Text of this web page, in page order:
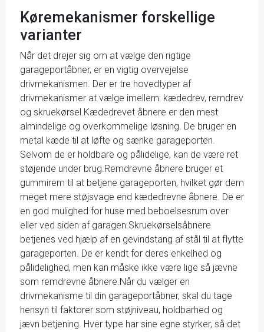
Køremekanismer forskellige
varianter
Når det drejer sig om at vælge den rigtige
garageportåbner, er en vigtig overvejelse
drivmekanismen. Der er tre hovedtyper af
drivmekanismer at vælge imellem: kædedrev, remdrev
og skruekørsel.Kædedrevet åbnere er den mest
almindelige og overkommelige løsning. De bruger en
metal kæde til at løfte og sænke garageporten.
Selvom de er holdbare og pålidelige, kan de være ret
støjende under brug.Remdrevne åbnere bruger et
gummirem til at betjene garageporten, hvilket gør dem
meget mere støjsvage end kædedrevne åbnere. De er
en god mulighed for huse med beboelsesrum over
eller ved siden af garagen.Skruekørselsåbnere
betjenes ved hjælp af en gevindstang af stål til at flytte
garageporten. De er kendt for deres enkelhed og
pålidelighed, men kan måske ikke være lige så jævne
som remdrevne åbnere.Når du vælger en
drivmekanisme til din garageportåbner, skal du tage
hensyn til faktorer som støjniveau, holdbarhed og
jævn betjening. Hver type har sine egne styrker, så det